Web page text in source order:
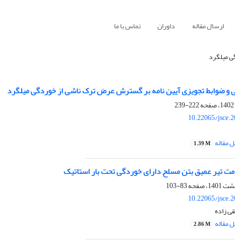
ارسال مقاله داوران تماس با ما
میلگرد
و ضوابط تجویزی آیین نامه بر گسترش عرض ترک ناشی از خوردگی میلگرد
222-239
10.22065/
مقاله 1.39 M
تیر عمیق بتن مسلح دارای خوردگی تحت بار استاتیک
83-103
10.22065/
زاده
مقاله 2.86 M